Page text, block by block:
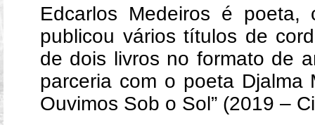
Edcarlos Medeiros é poeta,
publicou vários títulos de
de dois livros no formato de
parceria com o poeta Djalma
Ouvimos Sob o Sol” (2019 –